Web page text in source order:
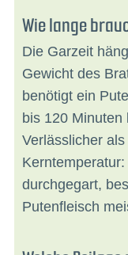
Wie lange
Die Garzeit
Gewicht des
benötigt ein
bis 120 Minuten
Verlässlicher
durchgegart,
Putenfleisch